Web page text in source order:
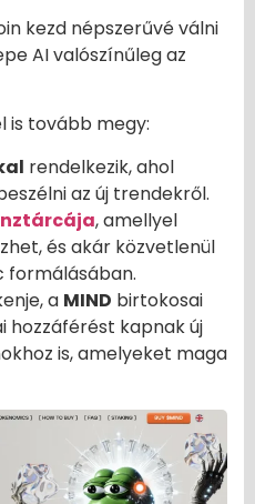
kezd népszerűvé válni
AI valószínűleg az
is tovább megy:
rendelkezik, ahol
az új trendekről.
, amellyel
és akár közvetlenül
formálásában.
a MIND birtokosai
hozzáférést kapnak új
is, amelyeket maga